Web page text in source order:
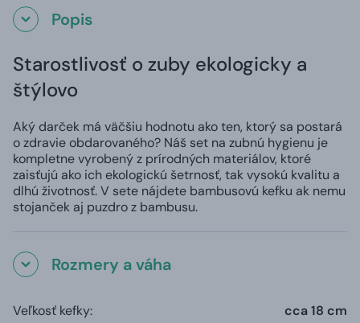
Popis
Starostlivosť o zuby ekologicky a
štýlovo
Aký darček má väčšiu hodnotu ako ten, ktorý sa postará
o zdravie obdarovaného? Náš set na zubnú hygienu je
kompletne vyrobený z prírodných materiálov, ktoré
zaisťujú ako ich ekologickú šetrnosť, tak vysokú kvalitu a
dlhú životnosť. V sete nájdete bambusovú kefku ak nemu
stojanček aj puzdro z bambusu.
Rozmery a váha
Veľkosť kefky: cca 18 cm